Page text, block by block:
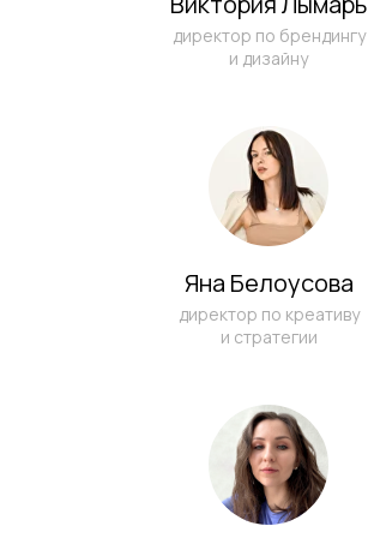
Виктория Лымарь
директор по брендингу
и дизайну
Яна Белоусова
директор по креативу
и стратегии
Я ознакомлен (а) и согласен (на) с